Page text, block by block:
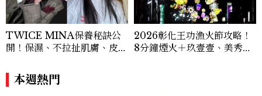
TWICE MINA保養秘訣公
開！保濕、不拉扯肌膚、皮拉
肌
2026彰化王功漁火節攻略！
8分鐘煙火＋玖壹壹、美秀集
本週熱門